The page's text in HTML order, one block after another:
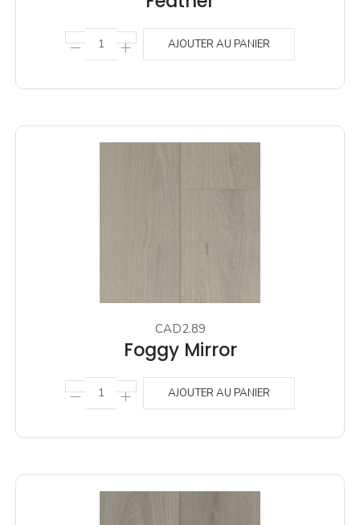
AJOUTER AU PANIER
CAD2.89
Foggy Mirror
AJOUTER AU PANIER